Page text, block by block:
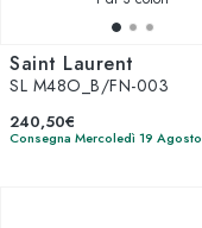
Saint Laurent
SL M48O_B/FN-003
240,50€
Consegna Mercoledì 19 Agosto